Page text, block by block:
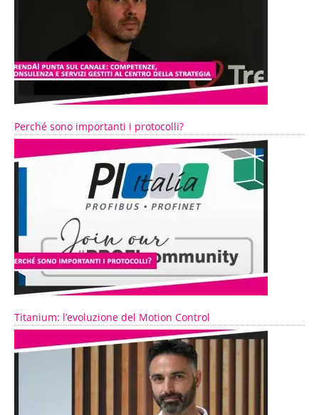
Perché sono importanti i protocolli?
Titanium: l’evoluzione del Motion Control